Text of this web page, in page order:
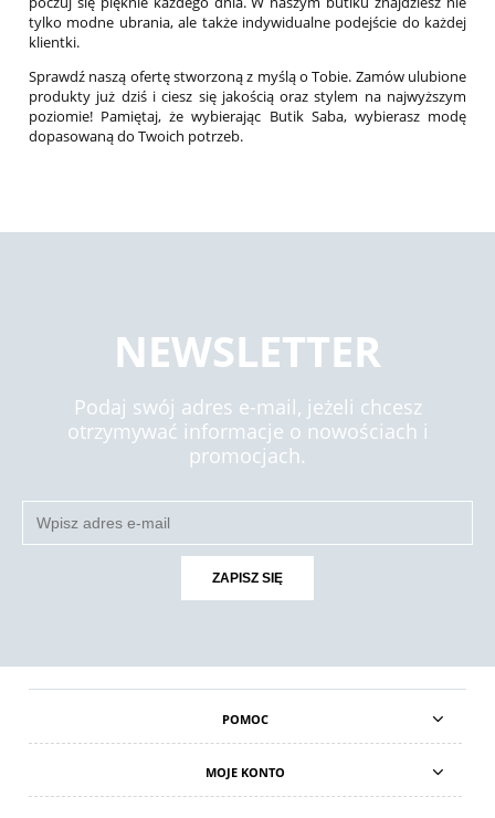
tylko modne ubrania, ale także indywidualne podejście do każdej
klientki.
Sprawdź naszą ofertę stworzoną z myślą o Tobie. Zamów ulubione
produkty już dziś i ciesz się jakością oraz stylem na najwyższym
poziomie! Pamiętaj, że wybierając Butik Saba, wybierasz modę
dopasowaną do Twoich potrzeb.
NEWSLETTER
Podaj swój adres e-mail, jeżeli chcesz
otrzymywać informacje o nowościach i
promocjach.
ZAPISZ SIĘ
POMOC
MOJE KONTO